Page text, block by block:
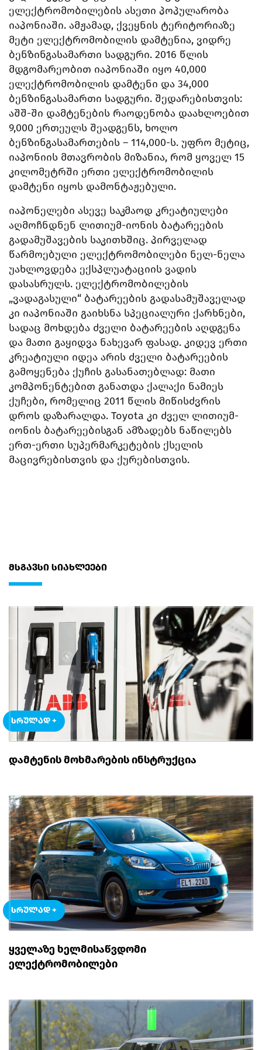
ელექტრომობილების ასეთი პოპულარობა
იაპონიაში. ამჟამად, ქვეყნის ტერიტორიაზე
მეტი ელექტრომობილის დამტენია, ვიდრე
ბენზინგასამართი სადგური. 2016 წლის
მდგომარეობით იაპონიაში იყო 40,000
ელექტრომობილის დამტენი და 34,000
ბენზინგასამართი სადგური. შედარებისთვის:
აშშ-ში დამტენების რაოდენობა დაახლოებით
9,000 ერთეულს შეადგენს, ხოლო
ბენზინგასამართების – 114,000-ს. უფრო მეტიც,
იაპონიის მთავრობის მიზანია, რომ ყოველ 15
კილომეტრში ერთი ელექტრომობილის
დამტენი იყოს დამონტაჟებული.
იაპონელები ასევე საკმაოდ კრეატიულები
აღმოჩნდნენ ლითიუმ-იონის ბატარეების
გადამუშავების საკითხშიც. პირველად
წარმოებული ელექტრომობილები ნელ-ნელა
უახლოვდება ექსპლუატაციის ვადის
დასასრულს. ელექტრომობილების
„ვადაგასული“ ბატარეების გადასამუშაველად
კი იაპონიაში გაიხსნა სპეციალური ქარხნები,
სადაც მოხდება ძველი ბატარეების აღდგენა
და მათი გაყიდვა ნახევარ ფასად. კიდევ ერთი
კრეატიული იდეა არის ძველი ბატარეების
გამოყენება ქუჩის გასანათებლად: მათი
კომპონენტებით განათდა ქალაქი ნამიეს
ქუჩები, რომელიც 2011 წლის მიწისძვრის
დროს დაზარალდა. Toyota კი ძველ ლითიუმ-
იონის ბატარეებისგან ამზადებს ნაწილებს
ერთ-ერთი სუპერმარკეტების ქსელის
მაცივრებისთვის და ქურებისთვის.
ᲛᲡᲒᲐᲕᲡᲘ ᲡᲘᲐᲮᲚᲔᲔᲑᲘ
ᲡᲠᲣᲚᲐᲓ +
ᲓᲐᲛᲢᲔᲜᲘᲡ ᲛᲝᲮᲛᲐᲠᲔᲑᲘᲡ ᲘᲜᲡᲢᲠᲣᲥᲪᲘᲐ
ᲡᲠᲣᲚᲐᲓ +
ᲧᲕᲔᲚᲐᲖᲔ ᲮᲔᲚᲛᲘᲡᲐᲬᲕᲓᲝᲛᲘ
ᲔᲚᲔᲥᲢᲠᲝᲛᲝᲑᲘᲚᲔᲑᲘ